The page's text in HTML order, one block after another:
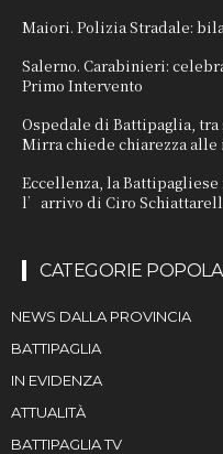
Maiori. Polizia Stradale:
Salerno. Carabinieri:
Primo Intervento
Ospedale di Battipaglia,
Mirra chiede chiarezza
Eccellenza, la
l’arrivo di Ciro
CATEGORIE
NEWS DALLA PROVINCIA
BATTIPAGLIA
IN EVIDENZA
ATTUALITÀ
BATTIPAGLIA TV